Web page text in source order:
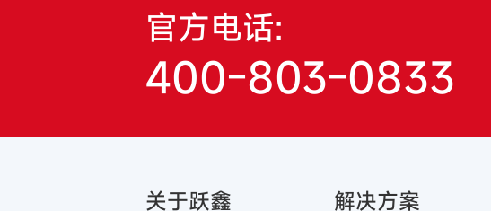
官方电话:
400-803-0833
关于跃鑫 解决方案